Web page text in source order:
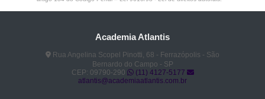
Academia Atlantis
Rua Angelina Scopel Pinotti, 68 - Ferrazópolis - São
Bernardo do Campo - SP
CEP: 09790-290
(11) 4127-5177
atlantis@academiaatlantis.com.br